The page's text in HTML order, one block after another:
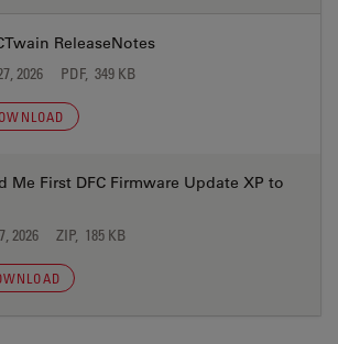
ReleaseNotes
2026 PDF, 349 KB
Me First DFC Firmware Update XP to
2026 ZIP, 185 KB